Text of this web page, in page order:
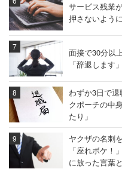
サービス残業
押さないよう
面接で30分以
「辞退します
わずか3日で
クポーチの中
たり」
ヤクザの名刺
「座れボケ
に放った言葉